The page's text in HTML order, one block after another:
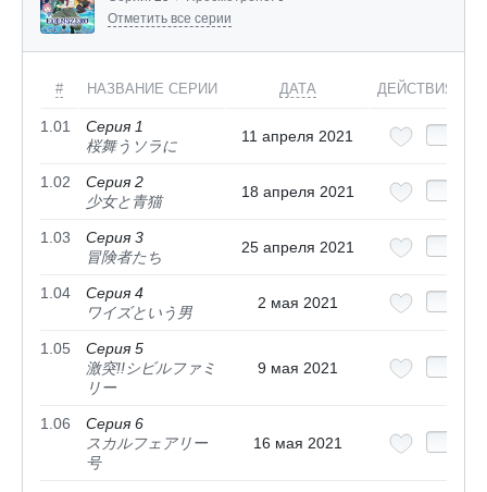
Отметить все серии
# НАЗВАНИЕ СЕРИИ ДАТА ДЕЙСТВИЯ
1.01
Серия 1
桜舞うソラに
11 апреля 2021
1.02
Серия 2
少女と青猫
18 апреля 2021
1.03
Серия 3
冒険者たち
25 апреля 2021
1.04
Серия 4
ワイズという男
2 мая 2021
1.05
Серия 5
激突!!シビルファミ
リー
9 мая 2021
1.06
Серия 6
スカルフェアリー
号
16 мая 2021